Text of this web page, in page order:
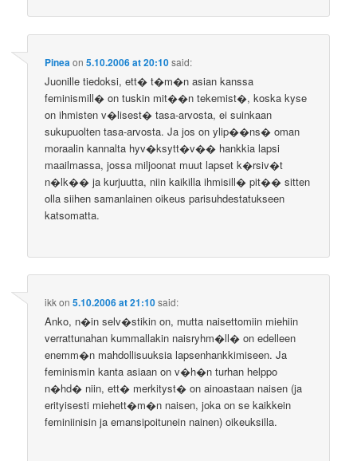
Pineaon5.10.2006 at 20:10said:
Juonille tiedoksi, ett� t�m�n asian kanssa
feminismill� on tuskin mit��n tekemist�, koska kyse
on ihmisten v�lisest� tasa-arvosta, ei suinkaan
sukupuolten tasa-arvosta. Ja jos on ylip��ns� oman
moraalin kannalta hyv�ksytt�v�� hankkia lapsi
maailmassa, jossa miljoonat muut lapset k�rsiv�t
n�lk�� ja kurjuutta, niin kaikilla ihmisill� pit�� sitten
olla siihen samanlainen oikeus parisuhdestatukseen
katsomatta.
ikkon5.10.2006 at 21:10said:
Anko, n�in selv�stikin on, mutta naisettomiin miehiin
verrattunahan kummallakin naisryhm�ll� on edelleen
enemm�n mahdollisuuksia lapsenhankkimiseen. Ja
feminismin kanta asiaan on v�h�n turhan helppo
n�hd� niin, ett� merkityst� on ainoastaan naisen (ja
erityisesti miehett�m�n naisen, joka on se kaikkein
feminiinisin ja emansipoitunein nainen) oikeuksilla.